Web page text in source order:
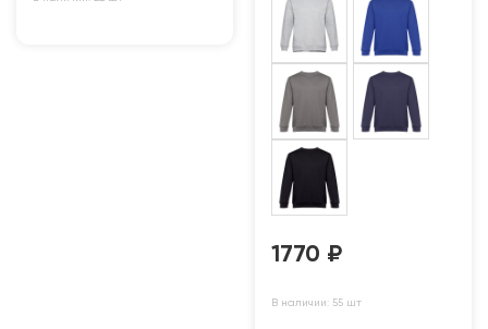
1770 ₽
В наличии: 55 шт